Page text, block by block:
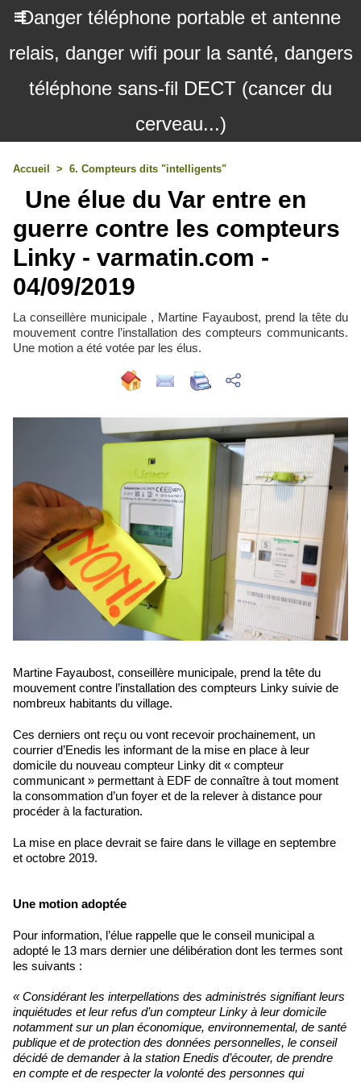
Danger téléphone portable et antenne
relais, danger wifi pour la santé, dangers
téléphone sans-fil DECT (cancer du
cerveau...)
Accueil > 6. Compteurs dits "intelligents"
Une élue du Var entre en
guerre contre les compteurs
Linky - varmatin.com -
04/09/2019
La conseillère municipale , Martine Fayaubost, prend la tête du
mouvement contre l’installation des compteurs communicants.
Une motion a été votée par les élus.
Martine Fayaubost, conseillère municipale, prend la tête du
mouvement contre l’installation des compteurs Linky suivie de
nombreux habitants du village.
Ces derniers ont reçu ou vont recevoir prochainement, un
courrier d’Enedis les informant de la mise en place à leur
domicile du nouveau compteur Linky dit « compteur
communicant » permettant à EDF de connaître à tout moment
la consommation d’un foyer et de la relever à distance pour
procéder à la facturation.
La mise en place devrait se faire dans le village en septembre
et octobre 2019.
Une motion adoptée
Pour information, l’élue rappelle que le conseil municipal a
adopté le 13 mars dernier une délibération dont les termes sont
les suivants :
« Considérant les interpellations des administrés signifiant leurs
inquiétudes et leur refus d’un compteur Linky à leur domicile
notamment sur un plan économique, environnemental, de santé
publique et de protection des données personnelles, le conseil
décidé de demander à la station Enedis d’écouter, de prendre
en compte et de respecter la volonté des personnes qui